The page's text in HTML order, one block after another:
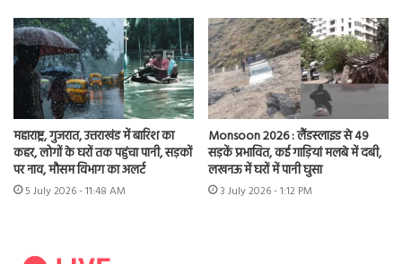
महाराष्ट्र, गुजरात, उत्तराखंड में बारिश का
कहर, लोगों के घरों तक पहुंचा पानी, सड़कों
पर नाव, मौसम विभाग का अलर्ट
5 July 2026 - 11:48 AM
Monsoon 2026 : लैंडस्लाइड से 49
सड़कें प्रभावित, कई गाड़ियां मलबे में दबी,
लखनऊ में घरों में पानी घुसा
3 July 2026 - 1:12 PM